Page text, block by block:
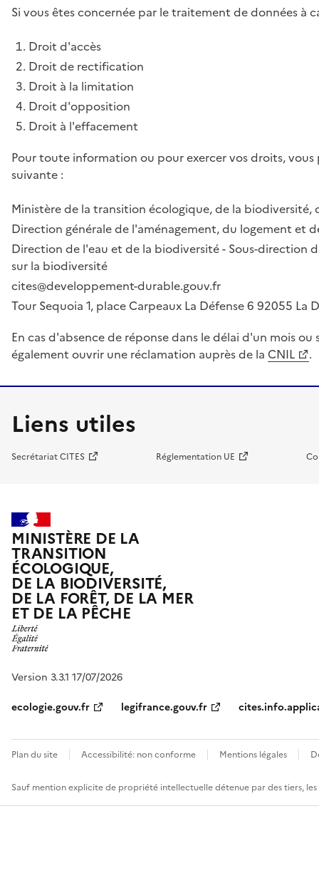
Si vous êtes concernée par le traitement de données à
Droit d'accès
Droit de rectification
Droit à la limitation
Droit d'opposition
Droit à l'effacement
Pour toute information ou pour exercer vos droits,
suivante :
Ministère de la transition écologique, de la biodiversité,
Direction générale de l'aménagement, du logement et
Direction de l'eau et de la biodiversité - Sous-direction
sur la biodiversité
cites@developpement-durable.gouv.fr
Tour Sequoia 1, place Carpeaux La Défense 6 92055 La
En cas d'absence de réponse dans le délai d'un mois
également ouvrir une réclamation auprès de la CNIL .
Liens utiles
Secrétariat CITES Réglementation UE
MINISTÈRE DE LA
TRANSITION
ÉCOLOGIQUE,
DE LA BIODIVERSITÉ,
DE LA FORÊT, DE LA MER
ET DE LA PÊCHE
Version 3.3.1 17/07/2026
ecologie.gouv.fr
legifrance.gouv.fr
Plan du site Accessibilité: non conforme Mentions légales
Sauf mention explicite de propriété intellectuelle détenue par des tiers,